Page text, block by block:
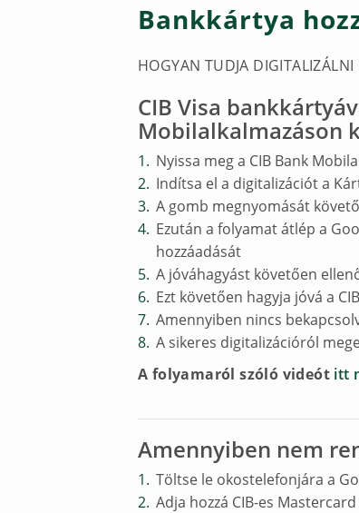
Bankkártya
HOGYAN TUDJA DIGITALIZÁLNI
CIB Visa
Mobilalkalmazáson
Nyissa meg a CIB Bank
Indítsa el a digitalizációt a
A gomb megnyomását
Ezután a folyamat átlép a
hozzáadását
A jóváhagyást követően
Ezt követően hagyja jóvá a
Amennyiben nincs
A sikeres digitalizációról
A folyamaról szóló videót itt
Amennyiben nem
Töltse le okostelefonjára a
Adja hozzá CIB-es